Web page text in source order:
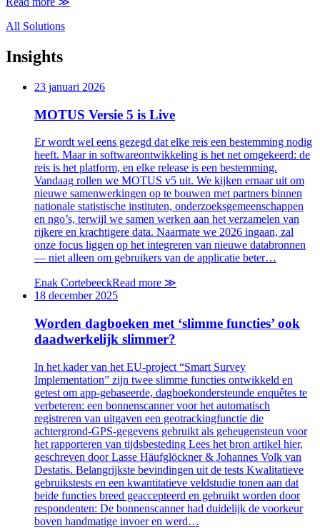
All Solutions
Insights
23 januari 2026
MOTUS Versie 5 is Live
Er wordt wel eens gezegd dat elke reis een bestemming nodig
heeft. Maar in softwareontwikkeling is het net omgekeerd: de
reis is het platform, en elke release is een bestemming.
Vandaag rollen we MOTUS v5 uit. We kijken ernaar uit om
nieuwe samenwerkingen op te bouwen met partners binnen
nationale statistische instituten, onderzoeksgemeenschappen
en ngo’s, terwijl we samen werken aan het verzamelen van
rijkere en krachtigere data. Naarmate we 2026 ingaan, zal
onze focus liggen op het integreren van nieuwe databronnen
— niet alleen om gebruikers van de applicatie beter…
Enak CortebeeckRead more ≫
18 december 2025
Worden dagboeken met ‘slimme functies’ ook
daadwerkelijk slimmer?
In het kader van het EU-project “Smart Survey
Implementation” zijn twee slimme functies ontwikkeld en
getest om app-gebaseerde, dagboekondersteunde enquêtes te
verbeteren: een bonnenscanner voor het automatisch
registreren van uitgaven een geotrackingfunctie die
achtergrond-GPS-gegevens gebruikt als geheugensteun voor
het rapporteren van tijdsbesteding Lees het bron artikel hier,
geschreven door Lasse Häufglöckner & Johannes Volk van
Destatis. Belangrijkste bevindingen uit de tests Kwalitatieve
gebruikstests en een kwantitatieve veldstudie tonen aan dat
beide functies breed geaccepteerd en gebruikt worden door
respondenten: De bonnenscanner had duidelijk de voorkeur
boven handmatige invoer en werd…